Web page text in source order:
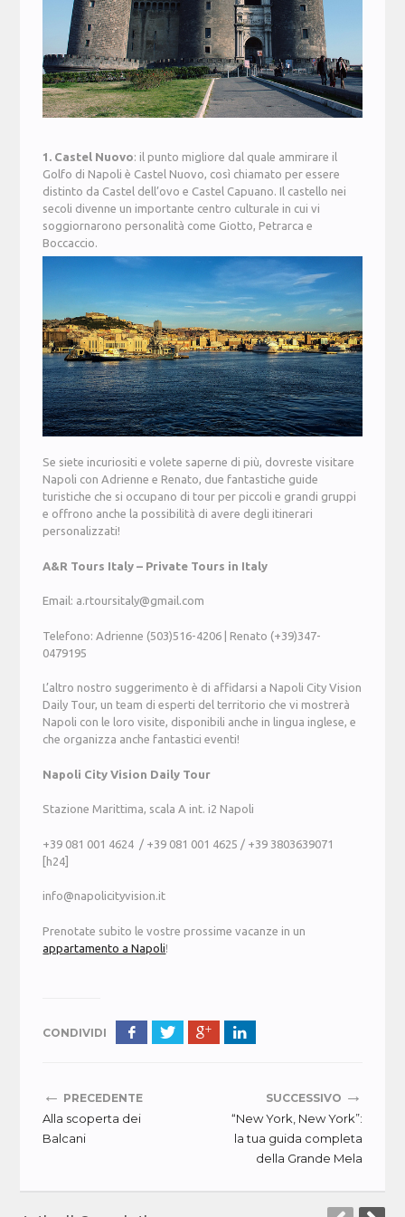
1. Castel Nuovo: il punto migliore dal quale ammirare il
Golfo di Napoli è Castel Nuovo, così chiamato per essere
distinto da Castel dell’ovo e Castel Capuano. Il castello nei
secoli divenne un importante centro culturale in cui vi
soggiornarono personalità come Giotto, Petrarca e
Boccaccio.
Se siete incuriositi e volete saperne di più, dovreste visitare
Napoli con Adrienne e Renato, due fantastiche guide
turistiche che si occupano di tour per piccoli e grandi gruppi
e offrono anche la possibilità di avere degli itinerari
personalizzati!
A&R Tours Italy – Private Tours in Italy
Email: a.rtoursitaly@gmail.com
Telefono: Adrienne (503)516-4206 | Renato (+39)347-
0479195
L’altro nostro suggerimento è di affidarsi a Napoli City Vision
Daily Tour, un team di esperti del territorio che vi mostrerà
Napoli con le loro visite, disponibili anche in lingua inglese, e
che organizza anche fantastici eventi!
Napoli City Vision Daily Tour
Stazione Marittima, scala A int. i2 Napoli
+39 081 001 4624 / +39 081 001 4625 / +39 3803639071
[h24]
info@napolicityvision.it
Prenotate subito le vostre prossime vacanze in un
appartamento a Napoli!
CONDIVIDI
← PRECEDENTE
Alla scoperta dei
Balcani
SUCCESSIVO →
“New York, New York”:
la tua guida completa
della Grande Mela